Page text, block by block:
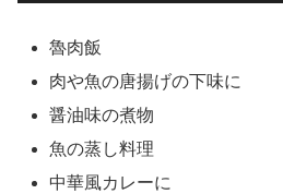
魯肉飯
肉や魚の唐揚げの下味に
醤油味の煮物
魚の蒸し料理
中華風カレーに